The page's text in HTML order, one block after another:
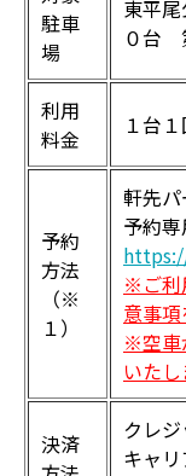
駐車
場
東平
０台
利用
料金
１台
予約
方法
（※
１）
軒先
予約
※ご利
意事
※空車
いたし
決済
クレジ
キャ